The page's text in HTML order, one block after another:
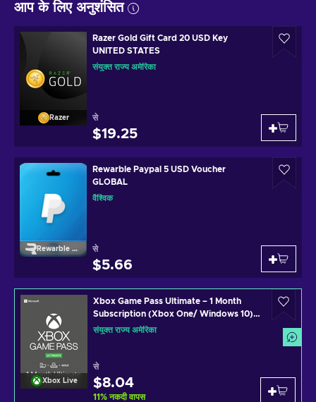
आप के लिए अनुशंसित
Razer
Razer Gold Gift Card 20 USD Key
UNITED STATES
संयुक्त राज्य अमेरिका
से
$19.25
Rewarble Paypal
Rewarble Paypal 5 USD Voucher
GLOBAL
वैश्विक
से
$5.66
Xbox Live
Xbox Game Pass Ultimate – 1 Month
Subscription (Xbox One/ Windows 10)
non-stackable Xbox Live Key UNITED
संयुक्त राज्य अमेरिका
से
$8.04
11% नकदी वापस